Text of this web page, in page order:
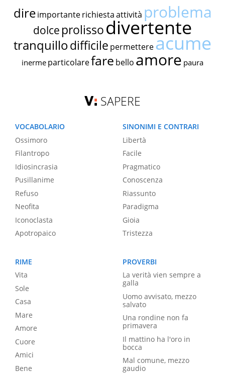
dire importante richiestaattività problema
dolce prolissodivertente
tranquillodifficile permettereacume
inerme particolarefare bello amore paura
SAPERE
VOCABOLARIO
Ossimoro
Filantropo
Idiosincrasia
Pusillanime
Refuso
Neofita
Iconoclasta
Apotropaico
SINONIMI E CONTRARI
Libertà
Facile
Pragmatico
Conoscenza
Riassunto
Paradigma
Gioia
Tristezza
RIME
Vita
Sole
Casa
Mare
Amore
Cuore
Amici
Bene
PROVERBI
La verità vien sempre a
galla
Uomo avvisato, mezzo
salvato
Una rondine non fa
primavera
Il mattino ha l'oro in
bocca
Mal comune, mezzo
gaudio